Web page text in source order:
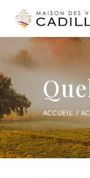
ACCUEIL /